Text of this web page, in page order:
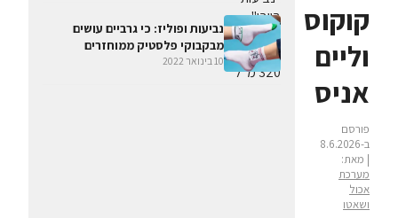
קוקוס
וליים
אניס
פורסם
ב-8.6.2026
| מאת:
מערכת
אכול
ושאטו
נביעות ופוליז: כי גרביים עושים
מבקבוקי פלסטיק ממוחזרים
10 בינואר 2022